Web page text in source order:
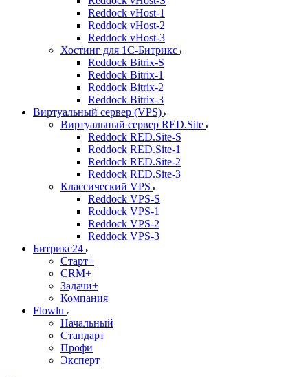
Reddock vHost-1
Reddock vHost-2
Reddock vHost-3
Хостинг для 1С-Битрикс
Reddock Bitrix-S
Reddock Bitrix-1
Reddock Bitrix-2
Reddock Bitrix-3
Виртуальный сервер (VPS)
Виртуальный сервер RED.Site
Reddock RED.Site-S
Reddock RED.Site-1
Reddock RED.Site-2
Reddock RED.Site-3
Классический VPS
Reddock VPS-S
Reddock VPS-1
Reddock VPS-2
Reddock VPS-3
Битрикс24
Старт+
CRM+
Задачи+
Компания
Flowlu
Начальный
Стандарт
Профи
Эксперт